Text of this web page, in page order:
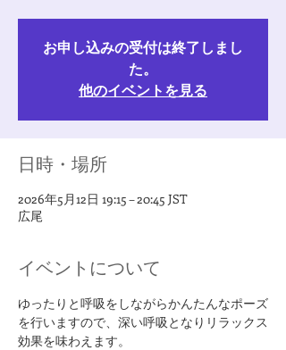
お申し込みの受付は終了しまし
た。
他のイベントを見る
日時・場所
2026年5月12日 19:15 – 20:45 JST
広尾
イベントについて
ゆったりと呼吸をしながらかんたんなポーズ
を行いますので、深い呼吸となりリラックス
効果を味わえます。